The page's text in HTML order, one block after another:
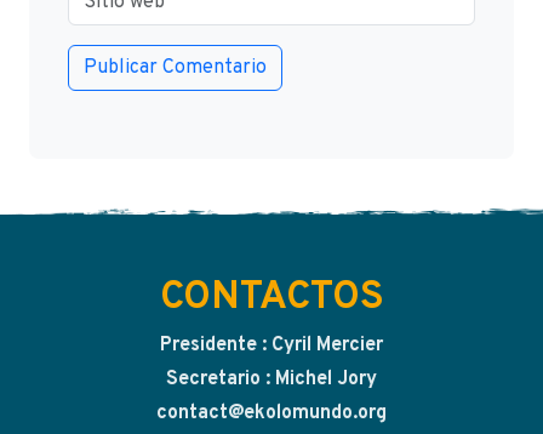
CONTACTOS
Presidente : Cyril Mercier
Secretario : Michel Jory
contact@ekolomundo.org